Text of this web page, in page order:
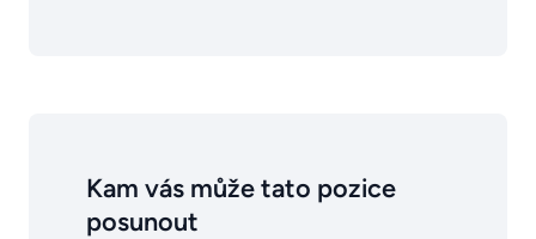
Kam vás může tato pozice
posunout